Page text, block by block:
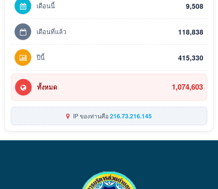
เดือนนี้ 9,508
เดือนที่แล้ว 118,838
ปีนี้ 415,330
ทั้งหมด 1,074,603
IP ของท่านคือ216.73.216.145